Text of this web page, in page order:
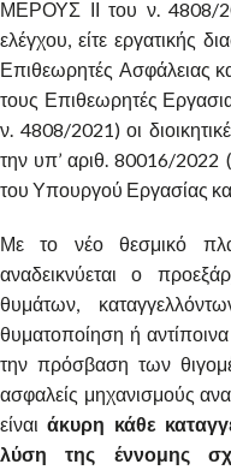
ΜΕΡΟΥΣ ΙΙ του ν. 4808/
ελέγχου, είτε εργατικής
Επιθεωρητές Ασφάλειας
τους Επιθεωρητές
ν. 4808/2021) οι
την υπ’ αριθ. 80016/
του Υπουργού Εργασίας
Με το νέο θεσμικό
αναδεικνύεται ο
θυμάτων,
θυματοποίηση ή
την πρόσβαση των
ασφαλείς μηχανισμούς
είναιάκυρη κάθε
λύση της έννομης